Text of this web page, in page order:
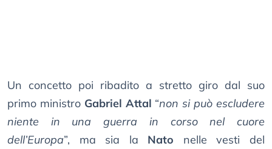
Un concetto poi ribadito a stretto giro dal suo
primo ministro Gabriel Attal “non si può escludere
niente in una guerra in corso nel cuore
dell’Europa”, ma sia la Nato nelle vesti del